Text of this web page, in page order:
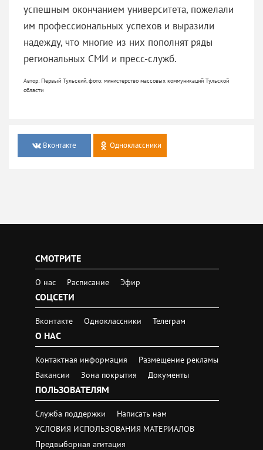
успешным окончанием университета, пожелали
им профессиональных успехов и выразили
надежду, что многие из них пополнят ряды
региональных СМИ и пресс-служб.
Автор: Первый Тульский, фото: министерство массовых коммуникаций Тульской
области
Вконтакте Одноклассники
СМОТРИТЕ
О нас Расписание Эфир
СОЦСЕТИ
Вконтакте Одноклассники Телеграм
О НАС
Контактная информация
Размещение рекламы
Вакансии
Зона покрытия Документы
ПОЛЬЗОВАТЕЛЯМ
Служба поддержки
Написать нам
УСЛОВИЯ ИСПОЛЬЗОВАНИЯ МАТЕРИАЛОВ
Предвыборная агитация